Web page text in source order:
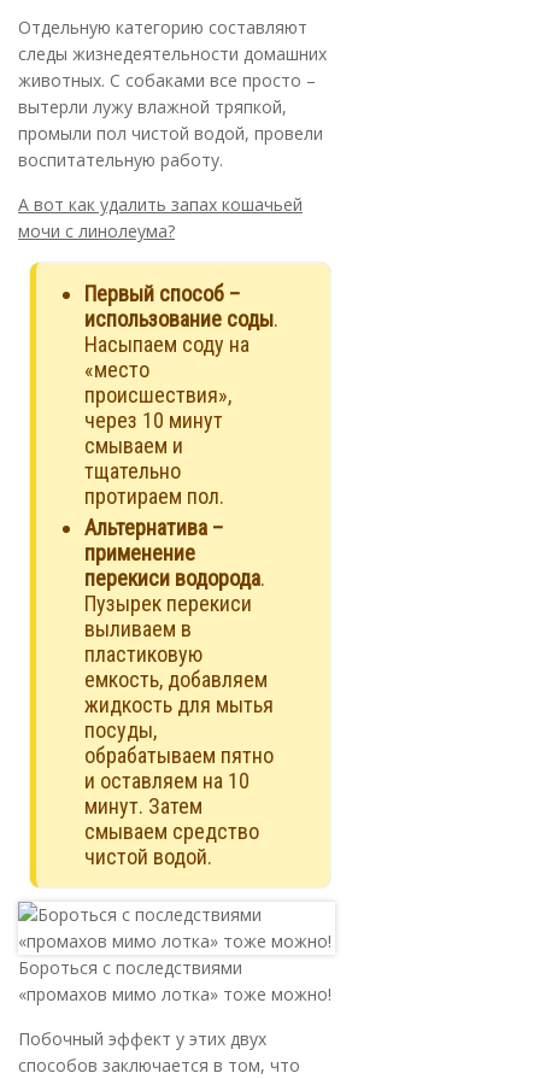
Отдельную категорию составляют
следы жизнедеятельности домашних
животных. С собаками все просто –
вытерли лужу влажной тряпкой,
промыли пол чистой водой, провели
воспитательную работу.
А вот как удалить запах кошачьей
мочи с линолеума?
Первый способ –
использование соды.
Насыпаем соду на
«место
происшествия»,
через 10 минут
смываем и
тщательно
протираем пол.
Альтернатива –
применение
перекиси водорода.
Пузырек перекиси
выливаем в
пластиковую
емкость, добавляем
жидкость для мытья
посуды,
обрабатываем пятно
и оставляем на 10
минут. Затем
смываем средство
чистой водой.
Бороться с последствиями
«промахов мимо лотка» тоже можно!
Побочный эффект у этих двух
способов заключается в том, что